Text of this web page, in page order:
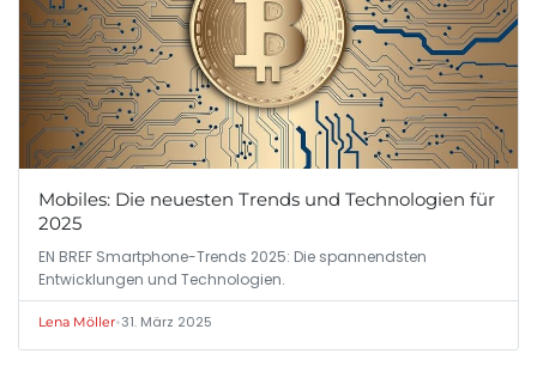
Mobiles: Die neuesten Trends und Technologien für
2025
EN BREF Smartphone-Trends 2025: Die spannendsten
Entwicklungen und Technologien.
Lena Möller•31. März 2025